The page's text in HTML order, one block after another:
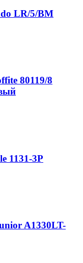
LR/5/BM
80119/8
1131-3P
A1330LT-